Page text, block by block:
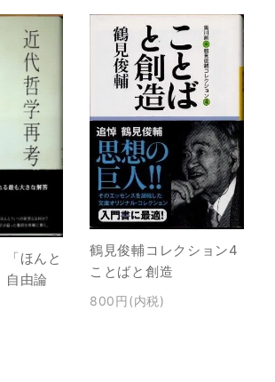
ほんと
自由論
鶴見俊輔コレクション4
ことばと創造
800円(内税)